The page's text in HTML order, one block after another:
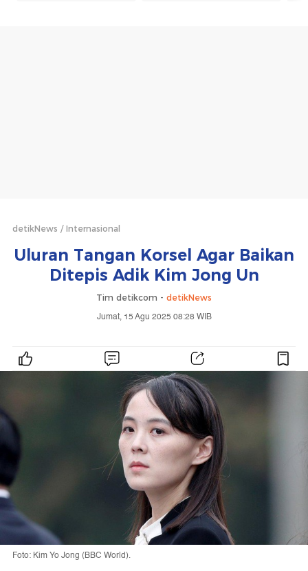
detikNews Internasional
Uluran Tangan Korsel Agar Baikan
Ditepis Adik Kim Jong Un
Tim detikcom - detikNews
Jumat, 15 Agu 2025 08:28 WIB
Foto: Kim Yo Jong (BBC World).